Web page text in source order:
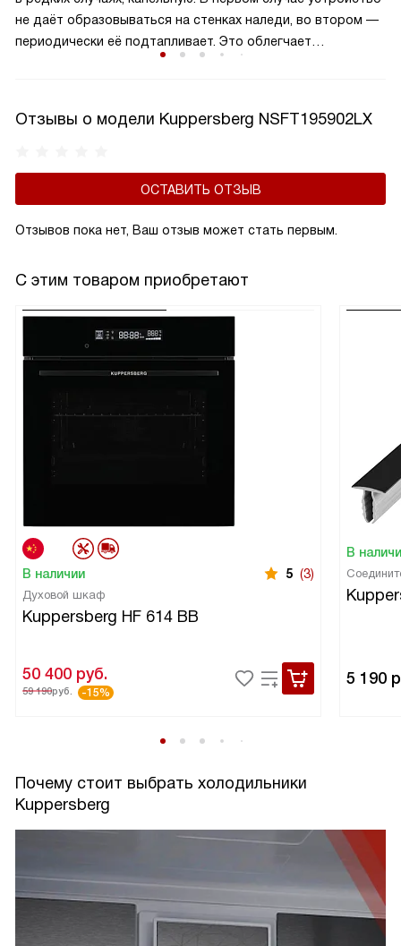
не даёт образовываться на стенках наледи, во втором —
периодически её подтапливает. Это облегчает
Отзывы о модели Kuppersberg NSFT195902LX
ОСТАВИТЬ ОТЗЫВ
Отзывов пока нет, Ваш отзыв может стать первым.
С этим товаром приобретают
В наличии 5 (3)
Духовой шкаф
Kuppersberg HF 614 BB
50 400 руб.
59 190руб. -15%
В
5 190
Почему стоит выбрать холодильники
Kuppersberg